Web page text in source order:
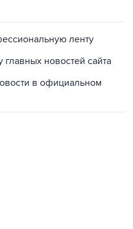
ленту
новостей сайта
в официальном